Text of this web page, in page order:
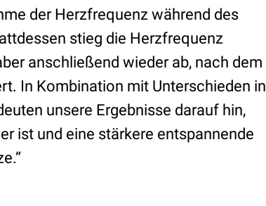
der Herzfrequenz während des
stieg die Herzfrequenz
anschließend wieder ab, nach dem
In Kombination mit Unterschieden in
unsere Ergebnisse darauf hin,
ist und eine stärkere entspannende